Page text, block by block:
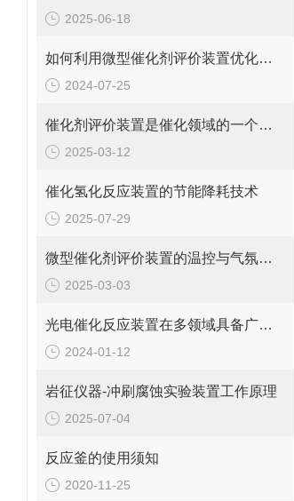
2025-06-18
如何利用微型催化剂评价装置优化催化过程
2024-07-25
催化剂评价装置是催化领域的一个重要工具
2025-03-12
催化氢化反应装置的节能降耗技术
2025-07-29
微型催化剂评价装置的温控与气氛控制技术说明
2025-03-03
光电催化反应装置在多领域具备广阔应用前景
2024-01-12
岩征仪器-冲刷腐蚀实验装置工作原理
2025-07-04
反应釜的使用须知
2020-11-25